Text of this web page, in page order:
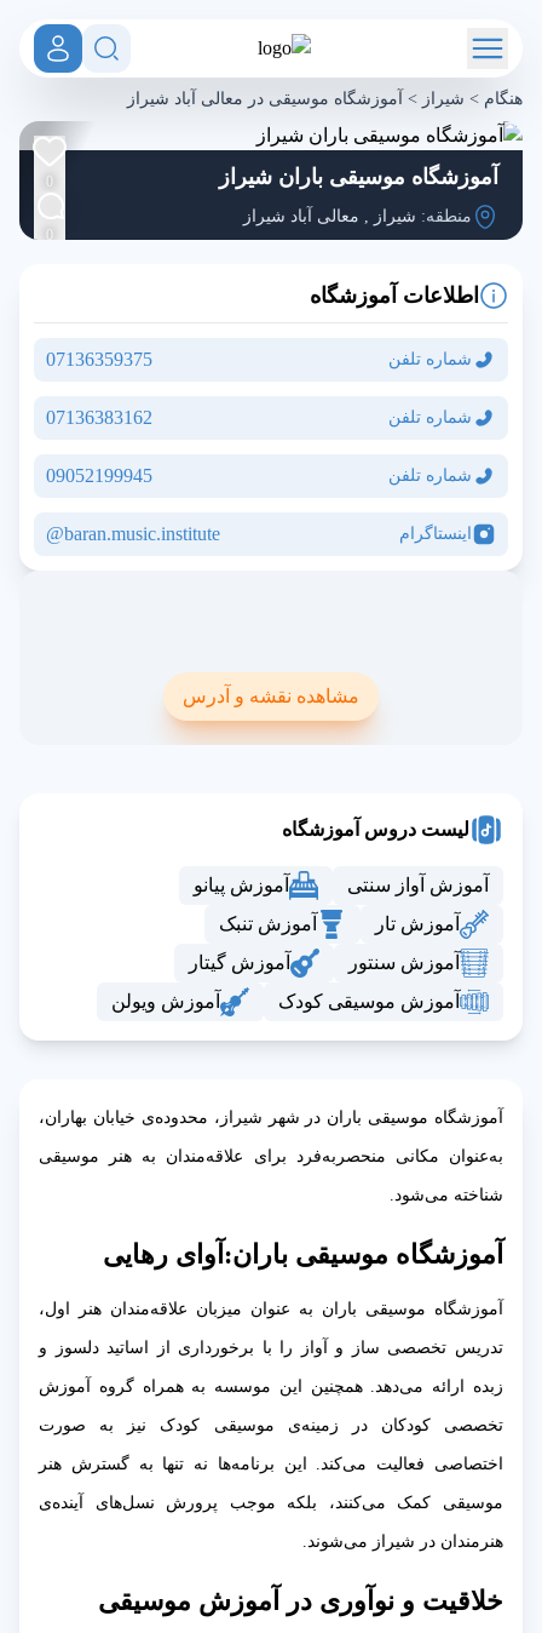
هنگام > شیراز > آموزشگاه موسیقی در معالی آباد شیراز
آموزشگاه موسیقی باران شیراز
منطقه: شیراز , معالی آباد شیراز
0
0
اطلاعات آموزشگاه
شماره تلفن 07136359375
شماره تلفن 07136383162
شماره تلفن 09052199945
اینستاگرام baran.music.institute@
مشاهده نقشه و آدرس
لیست دروس آموزشگاه
آموزش آواز سنتی
آموزش پیانو
آموزش تار
آموزش تنبک
آموزش سنتور
آموزش گیتار
آموزش موسیقی کودک
آموزش ویولن
آموزشگاه موسیقی باران در شهر شیراز، محدوده‌ی خیابان بهاران،
به‌عنوان مکانی منحصربه‌فرد برای علاقه‌مندان به هنر موسیقی
شناخته می‌شود.
آموزشگاه موسیقی باران: آوای رهایی
آموزشگاه موسیقی باران به عنوان میزبان علاقه‌مندان هنر اول،
تدریس تخصصی ساز و آواز را با برخورداری از اساتید دلسوز و
زبده ارائه می‌دهد. همچنین این موسسه به همراه گروه آموزش
تخصصی کودکان در زمینه‌ی موسیقی کودک نیز به صورت
اختصاصی فعالیت می‌کند. این برنامه‌ها نه تنها به گسترش هنر
موسیقی کمک می‌کنند، بلکه موجب پرورش نسل‌های آینده‌ی
هنرمندان در شیراز می‌شوند.
خلاقیت و نوآوری در آموزش موسیقی